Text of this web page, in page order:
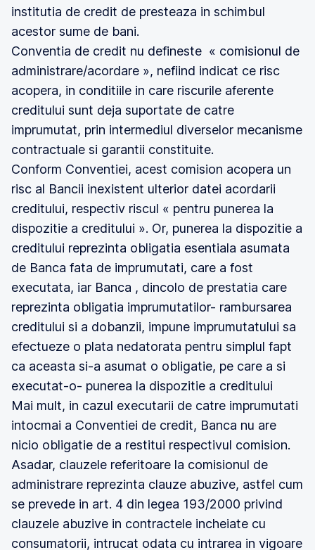
institutia de credit de presteaza in schimbul
acestor sume de bani.
Conventia de credit nu defineste « comisionul de
administrare/acordare », nefiind indicat ce risc
acopera, in conditiile in care riscurile aferente
creditului sunt deja suportate de catre
imprumutat, prin intermediul diverselor mecanisme
contractuale si garantii constituite.
Conform Conventiei, acest comision acopera un
risc al Bancii inexistent ulterior datei acordarii
creditului, respectiv riscul « pentru punerea la
dispozitie a creditului ». Or, punerea la dispozitie a
creditului reprezinta obligatia esentiala asumata
de Banca fata de imprumutati, care a fost
executata, iar Banca , dincolo de prestatia care
reprezinta obligatia imprumutatilor- rambursarea
creditului si a dobanzii, impune imprumutatului sa
efectueze o plata nedatorata pentru simplul fapt
ca aceasta si-a asumat o obligatie, pe care a si
executat-o- punerea la dispozitie a creditului
Mai mult, in cazul executarii de catre imprumutati
intocmai a Conventiei de credit, Banca nu are
nicio obligatie de a restitui respectivul comision.
Asadar, clauzele referitoare la comisionul de
administrare reprezinta clauze abuzive, astfel cum
se prevede in art. 4 din legea 193/2000 privind
clauzele abuzive in contractele incheiate cu
consumatorii, intrucat odata cu intrarea in vigoare